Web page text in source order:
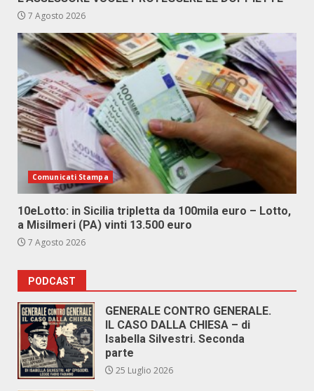
7 Agosto 2026
Comunicati Stampa
10eLotto: in Sicilia tripletta da 100mila euro – Lotto,
a Misilmeri (PA) vinti 13.500 euro
7 Agosto 2026
PODCAST
GENERALE CONTRO GENERALE.
IL CASO DALLA CHIESA – di
Isabella Silvestri. Seconda
parte
25 Luglio 2026